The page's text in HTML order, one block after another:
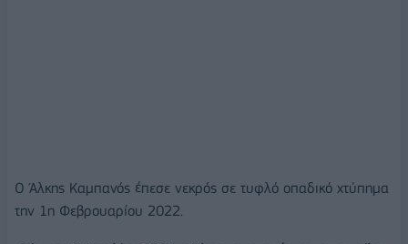
Ο Άλκης Καμπανός έπεσε νεκρός σε τυφλό οπαδικό χτύπημα
την 1η Φεβρουαρίου 2022.